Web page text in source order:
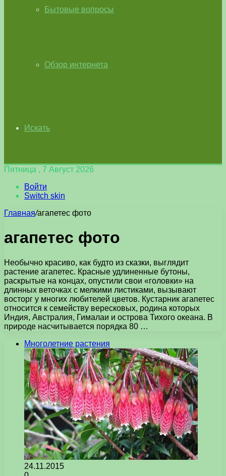
Бытовые вопросы
Обзор интернета
Искать
Пятница , 7 Август 2026
Войти
Switch skin
Главная/агапетес фото
агапетес фото
Необычно красиво, как будто из сказки, выглядит
растение агапетес. Красные удлиненные бутоны,
раскрытые на концах, опустили свои «головки» на
длинных веточках с мелкими листиками, вызывают
восторг у многих любителей цветов. Кустарник агапетес
относится к семейству вересковых, родина которых
Индия, Австралия, Гималаи и острова Тихого океана. В
природе насчитывается порядка 80 …
Многолетние растения
24.11.2015